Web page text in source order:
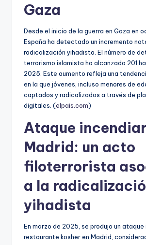
Gaza
Desde el inicio de la guerra en Gaza en
España ha detectado un incremento
radicalización yihadista. El número de
terrorismo islamista ha alcanzado 201
2025. Este aumento refleja una
en la que jóvenes, incluso menores de
captados y radicalizados a través de
digitales. (elpais.com)
Ataque
Madrid: un acto
filoterrorista
a la
yihadista
En marzo de 2025, se produjo un ataque
restaurante kosher en Madrid,